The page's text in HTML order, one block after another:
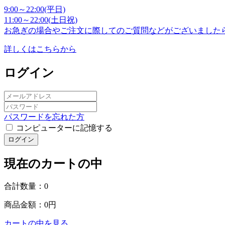
9:00～22:00(平日)
11:00～22:00(土日祝)
お急ぎの場合やご注文に際してのご質問などがございました
詳しくはこちらから
ログイン
パスワードを忘れた方
コンピューターに記憶する
ログイン
現在のカートの中
合計数量： 0
商品金額： 0円